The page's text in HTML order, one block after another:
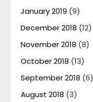
January 2019 (9)
December 2018 (12)
November 2018 (8)
October 2018 (13)
September 2018 (6)
August 2018 (3)